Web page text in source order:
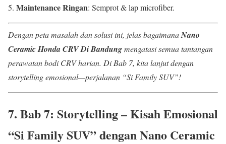
Maintenance Ringan: Semprot & lap microfiber.
Dengan peta masalah dan solusi ini, jelas bagaimanaNano
Ceramic Honda CRV Di Bandungmengatasi semua tantangan
perawatan bodi CRV harian. Di Bab 7, kita lanjut dengan
storytelling emosional—perjalanan “Si Family SUV”!
7. Bab 7: Storytelling – Kisah Emosional
“Si Family SUV” denganNano Ceramic